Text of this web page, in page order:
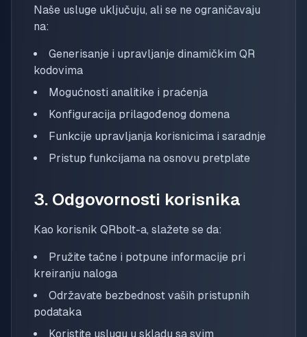
Naše usluge uključuju, ali se ne ograničavaju
na:
Generisanje i upravljanje dinamičkim QR
kodovima
Mogućnosti analitike i praćenja
Konfiguracija prilagođenog domena
Funkcije upravljanja korisnicima i saradnje
Pristup funkcijama na osnovu pretplate
3. Odgovornosti korisnika
Kao korisnik QRbolt-a, slažete se da:
Pružite tačne i potpune informacije pri
kreiranju naloga
Održavate bezbednost vaših pristupnih
podataka
Koristite uslugu u skladu sa svim